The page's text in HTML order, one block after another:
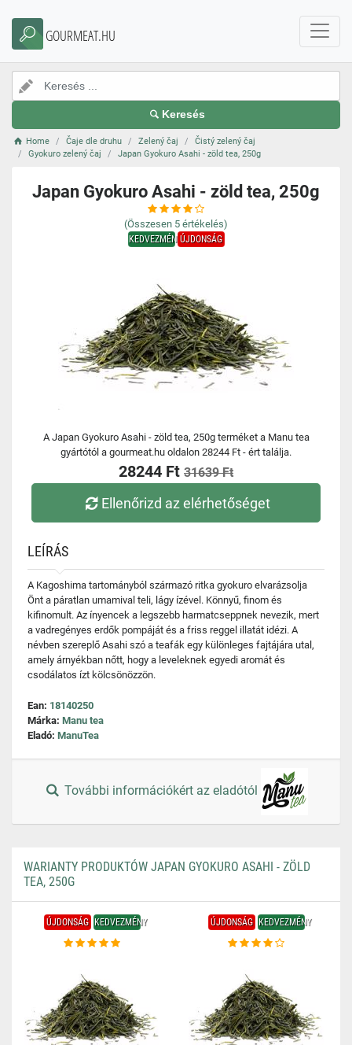
GOURMEAT.HU
Keresés
Home Čaje dle druhu Zelený čaj
Čistý zelený čaj
Gyokuro zelený čaj
Japan Gyokuro Asahi - zöld tea, 250g
Japan Gyokuro Asahi - zöld tea, 250g
(Összesen 5 értékelés)
KEDVEZMÉNYÚJDONSÁG
A Japan Gyokuro Asahi - zöld tea, 250g terméket a Manu tea
gyártótól a gourmeat.hu oldalon 28244 Ft - ért találja.
28244 Ft 31639 Ft
Ellenőrizd az elérhetőséget
LEÍRÁS
A Kagoshima tartományból származó ritka gyokuro elvarázsolja
Önt a páratlan umamival teli, lágy ízével. Könnyű, finom és
kifinomult. Az ínyencek a legszebb harmatcseppnek nevezik, mert
a vadregényes erdők pompáját és a friss reggel illatát idézi. A
névben szereplő Asahi szó a teafák egy különleges fajtájára utal,
amely árnyékban nőtt, hogy a leveleknek egyedi aromát és
csodálatos ízt kölcsönözzön.
Ean: 18140250
Márka: Manu tea
Eladó: ManuTea
További információkért az eladótól
WARIANTY PRODUKTÓW JAPAN GYOKURO ASAHI - ZÖLD
TEA, 250G
ÚJDONSÁG KEDVEZMÉNY ÚJDONSÁG KEDVEZMÉNY